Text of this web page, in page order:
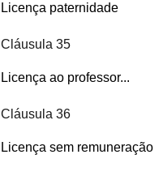
Licença paternidade
Cláusula 35
Licença ao professor...
Cláusula 36
Licença sem remuneração